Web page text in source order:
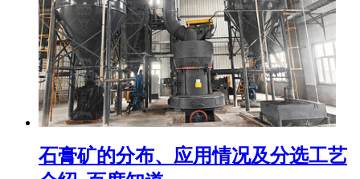
石膏矿的分布、应用情况及分选工艺